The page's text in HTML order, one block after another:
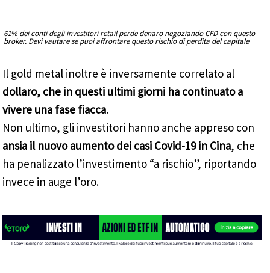
61% dei conti degli investitori retail perde denaro negoziando CFD con questo
broker. Devi vautare se puoi affrontare questo rischio di perdita del capitale
Il gold metal inoltre è inversamente correlato al
dollaro, che in questi ultimi giorni ha continuato a
vivere una fase fiacca.
Non ultimo, gli investitori hanno anche appreso con
ansia il nuovo aumento dei casi Covid-19 in Cina, che
ha penalizzato l’investimento “a rischio”, riportando
invece in auge l’oro.